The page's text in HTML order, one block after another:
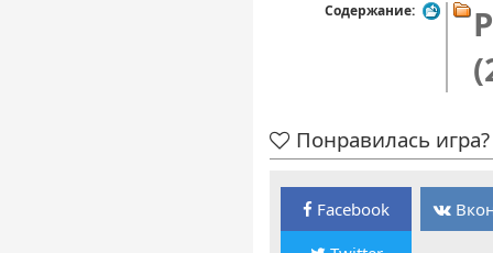
Содержание:
Понравилась
Facebook